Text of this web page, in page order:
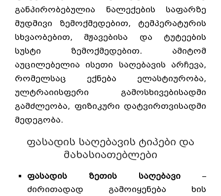
განპირობებულია ნალექების საფარზე
მუდმივი ზემოქმედებით, ტემპერატურის
სხვაობებით, მჟავებისა და ტუტეების
სუსტი ზემოქმედებით. ამიტომ
აუცილებელია ისეთი საღებავის არჩევა,
რომელსაც ექნება ელასტიურობა,
ულტრაიისფერი გამოსხივებისადმი
გამძლეობა, ფიზიკური დატვირთვისადმი
მედეგობა.
ფასადის საღებავის ტიპები და
მახასიათებლები
ფასადის ზეთის საღებავი –
ძირითადად გამოიყენება ხის